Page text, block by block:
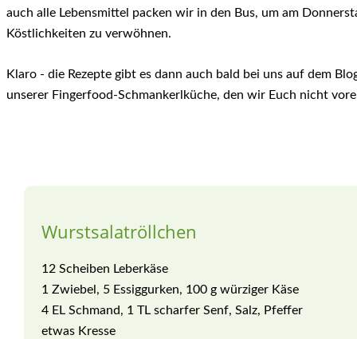
auch alle Lebensmittel packen wir in den Bus, um am
Köstlichkeiten zu verwöhnen.
Klaro - die Rezepte gibt es dann auch bald bei uns auf dem
unserer Fingerfood-Schmankerlküche, den wir Euch nicht
Wurstsalatröllchen
12 Scheiben Leberkäse
1 Zwiebel, 5 Essiggurken, 100 g würziger Käse
4 EL Schmand, 1 TL scharfer Senf, Salz, Pfeffer
etwas Kresse